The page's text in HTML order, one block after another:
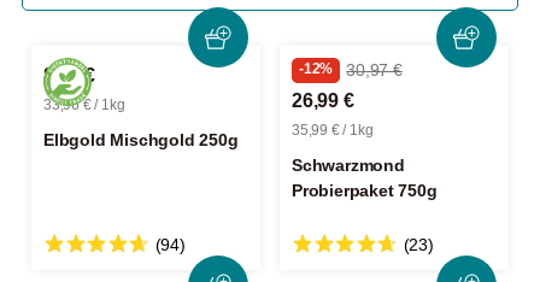
8,49 €
33,96 € / 1kg
Elbgold Mischgold 250g
(94)
-12% 30,97 €
26,99 €
35,99 € / 1kg
Schwarzmond
Probierpaket 750g
(23)